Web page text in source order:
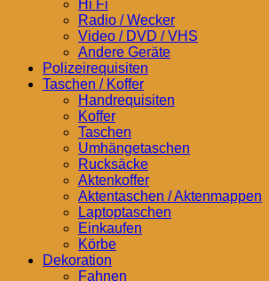
Hi Fi
Radio / Wecker
Video / DVD / VHS
Andere Geräte
Polizeirequisiten
Taschen / Koffer
Handrequisiten
Koffer
Taschen
Umhängetaschen
Rucksäcke
Aktenkoffer
Aktentaschen / Aktenmappen
Laptoptaschen
Einkaufen
Körbe
Dekoration
Fahnen